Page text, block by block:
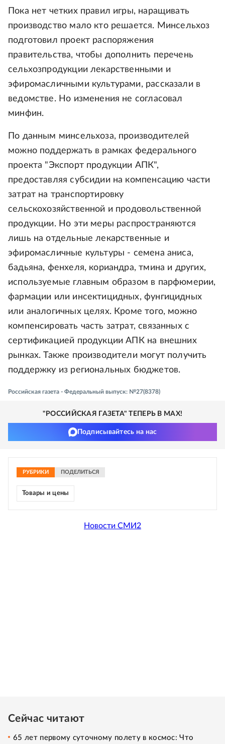
Пока нет четких правил игры, наращивать
производство мало кто решается. Минсельхоз
подготовил проект распоряжения
правительства, чтобы дополнить перечень
сельхозпродукции лекарственными и
эфиромасличными культурами, рассказали в
ведомстве. Но изменения не согласовал
минфин.
По данным минсельхоза, производителей
можно поддержать в рамках федерального
проекта "Экспорт продукции АПК",
предоставляя субсидии на компенсацию части
затрат на транспортировку
сельскохозяйственной и продовольственной
продукции. Но эти меры распространяются
лишь на отдельные лекарственные и
эфиромасличные культуры - семена аниса,
бадьяна, фенхеля, кориандра, тмина и других,
используемые главным образом в парфюмерии,
фармации или инсектицидных, фунгицидных
или аналогичных целях. Кроме того, можно
компенсировать часть затрат, связанных с
сертификацией продукции АПК на внешних
рынках. Также производители могут получить
поддержку из региональных бюджетов.
Российская газета - Федеральный выпуск: №27(8378)
"РОССИЙСКАЯ ГАЗЕТА" ТЕПЕРЬ В MAX!
Подписывайтесь на нас
РУБРИКИ ПОДЕЛИТЬСЯ
Товары и цены
Новости СМИ2
Сейчас читают
65 лет первому суточному полету в космос: Что